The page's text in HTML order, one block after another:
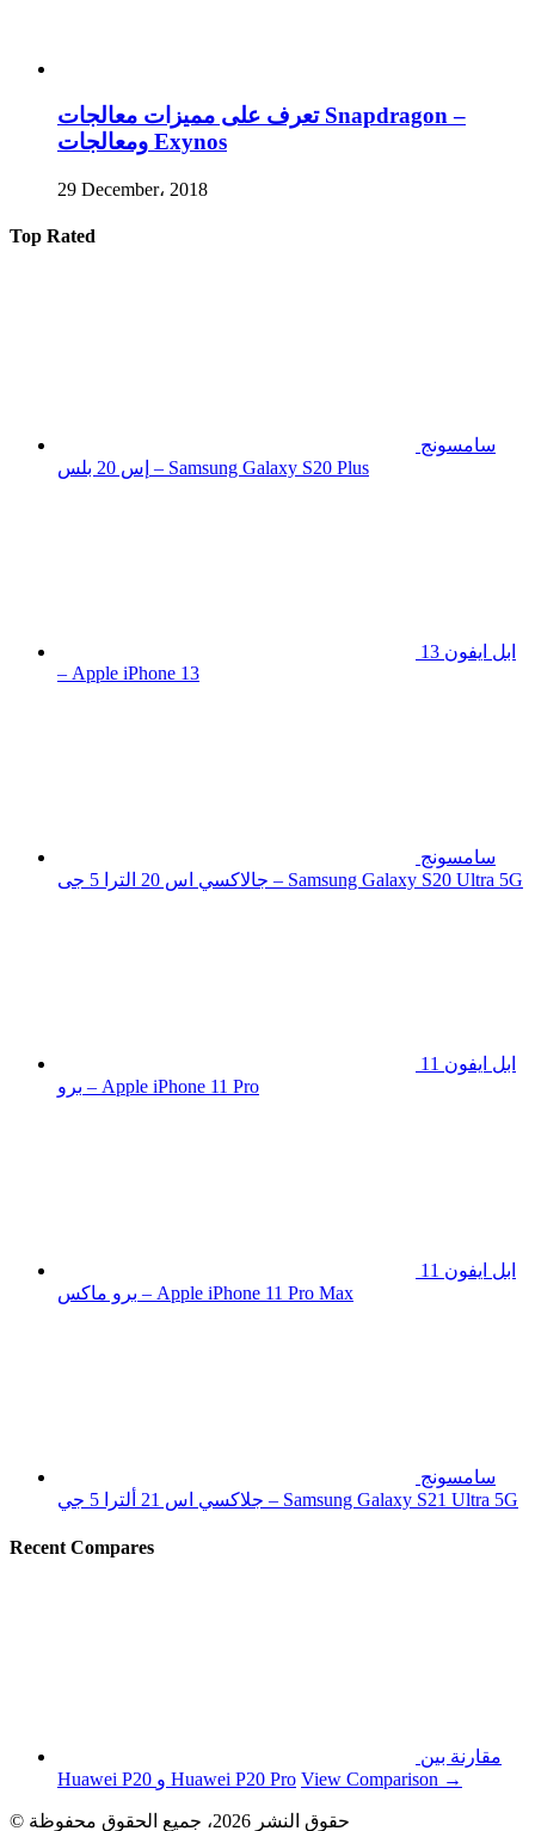
تعرف على مميزات معالجات Snapdragon –
ومعالجات Exynos
29 December، 2018
Top Rated
سامسونج
إس 20 بلس – Samsung Galaxy S20 Plus
ابل ايفون 13
– Apple iPhone 13
سامسونج
جالاكسي اس 20 الترا 5 جى – Samsung Galaxy S20 Ultra 5G
ابل ايفون 11
برو – Apple iPhone 11 Pro
ابل ايفون 11
برو ماكس – Apple iPhone 11 Pro Max
سامسونج
جلاكسي اس 21 ألترا 5 جي – Samsung Galaxy S21 Ultra 5G
Recent Compares
مقارنة بين
Huawei P20 و Huawei P20 Pro View Comparison →